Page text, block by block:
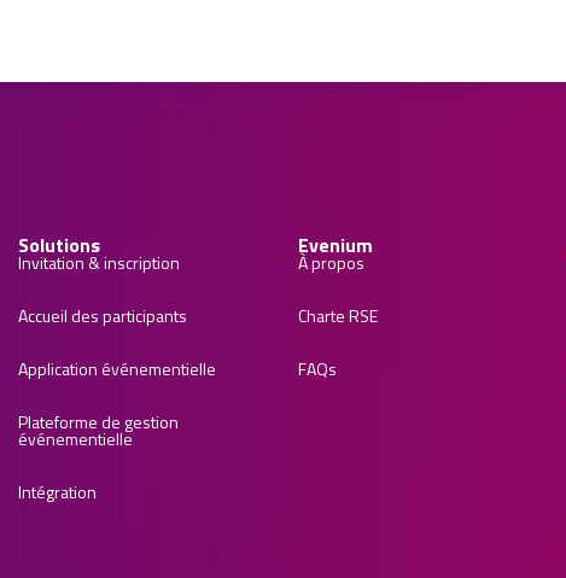
Solutions
Invitation & inscription
Accueil des participants
Application événementielle
Plateforme de gestion
événementielle
Intégration
Evenium
À propos
Charte RSE
FAQs